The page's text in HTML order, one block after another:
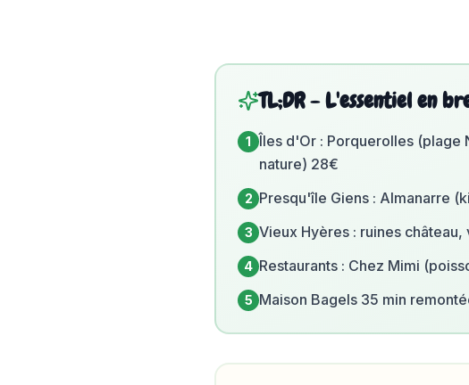
TL;DR - L'essentiel en
1
Îles d'Or : Porquerolles
nature) 28€
2 Presqu'île Giens : Almanarre
3 Vieux Hyères : ruines
4 Restaurants : Chez Mimi
5 Maison Bagels 35 min